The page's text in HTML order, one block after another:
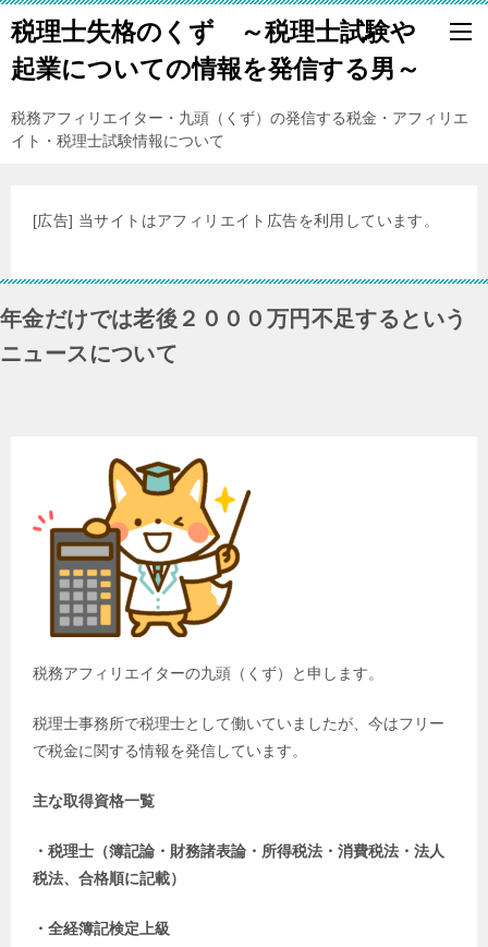
税理士失格のくず ～税理士試験や
起業についての情報を発信する男～
税務アフィリエイター・九頭（くず）の発信する税金・アフィリエ
イト・税理士試験情報について
[広告] 当サイトはアフィリエイト広告を利用しています。
年金だけでは老後２０００万円不足するという
ニュースについて
税務アフィリエイターの九頭（くず）と申します。
税理士事務所で税理士として働いていましたが、今はフリー
で税金に関する情報を発信しています。
主な取得資格一覧
・税理士（簿記論・財務諸表論・所得税法・消費税法・法人
税法、合格順に記載）
・全経簿記検定上級